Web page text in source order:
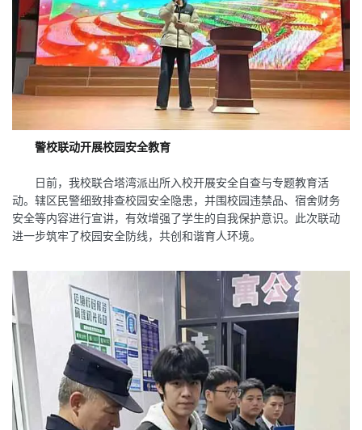
警校联动开展校园安全教育
日前，我校联合塔湾派出所入校开展安全自查与专题教育活
动。辖区民警细致排查校园安全隐患，并围校园违禁品、宿舍财务
安全等内容进行宣讲，有效增强了学生的自我保护意识。此次联动
进一步筑牢了校园安全防线，共创和谐育人环境。